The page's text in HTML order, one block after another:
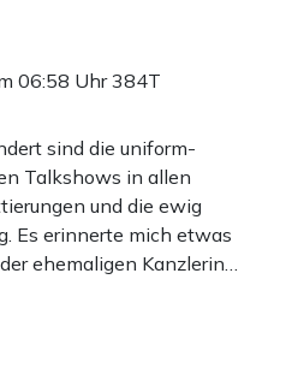
06:58 Uhr384T
sind die uniform-
Talkshows in allen
und die ewig
Es erinnerte mich etwas
ehemaligen Kanzlerin…